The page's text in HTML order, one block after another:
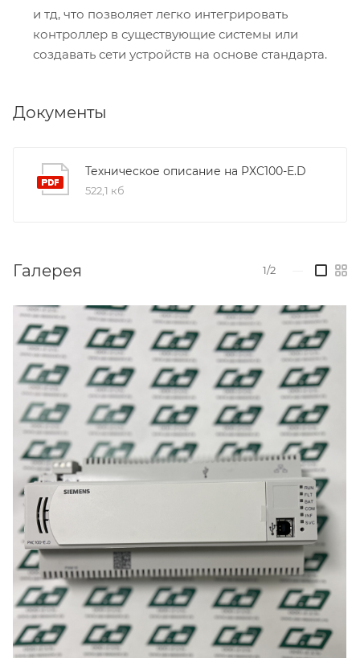
и тд, что позволяет легко интегрировать
контроллер в существующие системы или
создавать сети устройств на основе стандарта.
Документы
Техническое описание на PXC100-E.D
522,1 кб
Галерея 1/2